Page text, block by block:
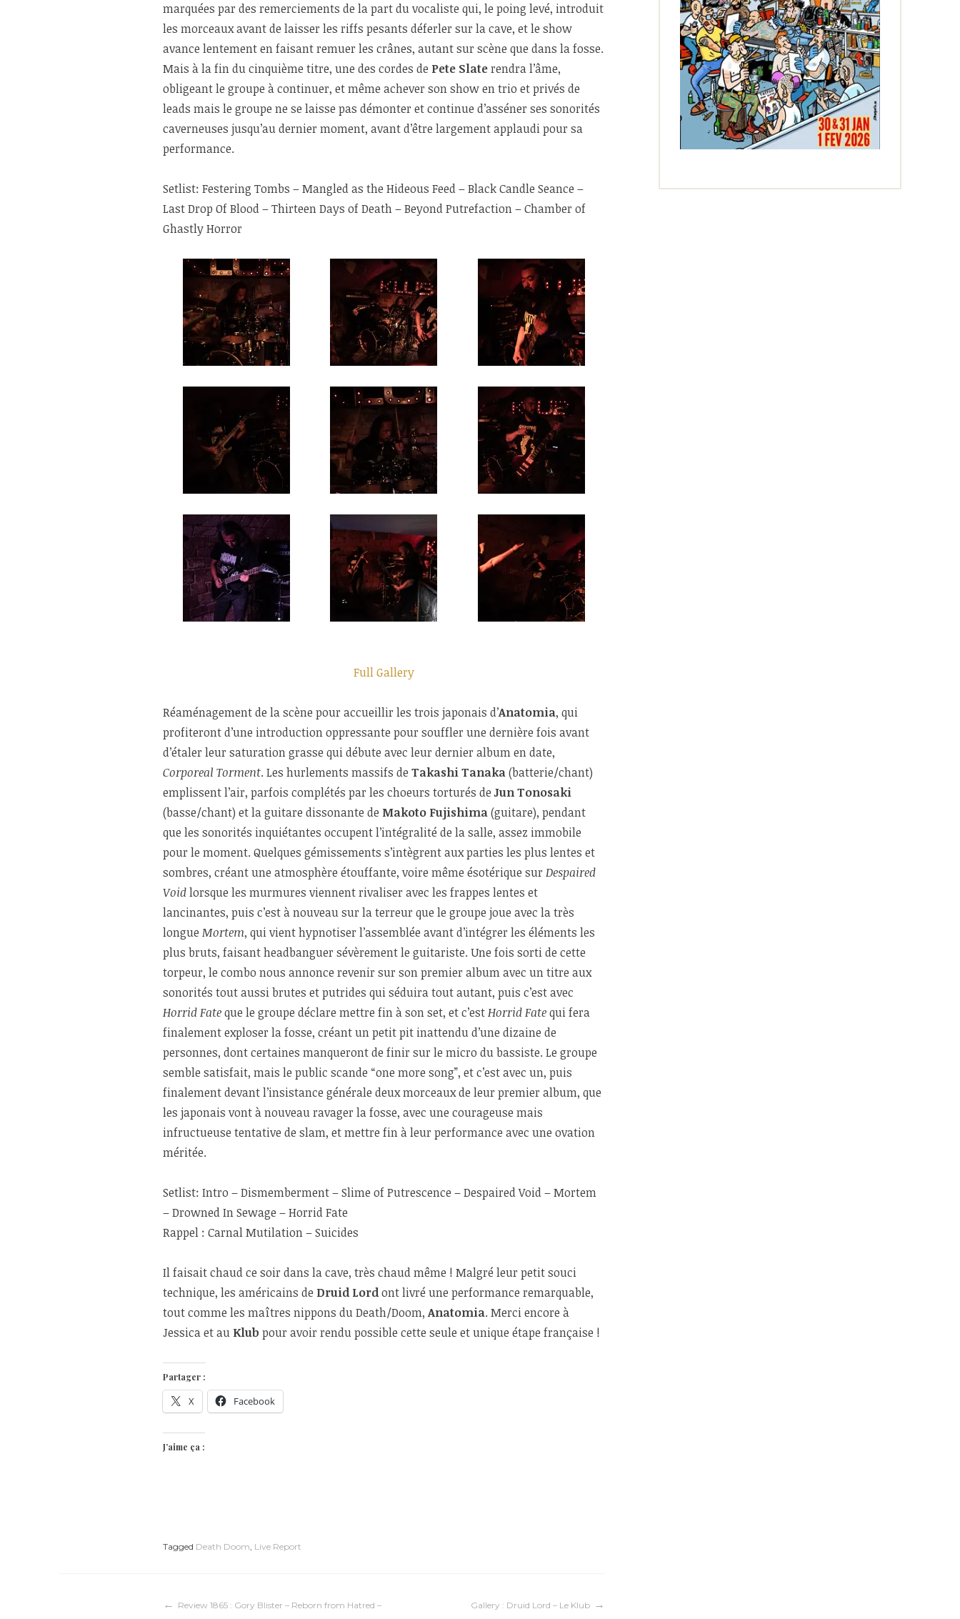
marquées par des remerciements de la part du vocaliste qui, le poing levé, introduit
les morceaux avant de laisser les riffs pesants déferler sur la cave, et le show
avance lentement en faisant remuer les crânes, autant sur scène que dans la fosse.
Mais à la fin du cinquième titre, une des cordes de Pete Slaterendra l’âme,
obligeant le groupe à continuer, et même achever son show en trio et privés de
leads mais le groupe ne se laisse pas démonter et continue d’asséner ses sonorités
caverneuses jusqu’au dernier moment, avant d’être largement applaudi pour sa
performance.
Setlist: Festering Tombs – Mangled as the Hideous Feed – Black Candle Seance –
Last Drop Of Blood – Thirteen Days of Death – Beyond Putrefaction – Chamber of
Ghastly Horror
Full Gallery
Réaménagement de la scène pour accueillir les trois japonais d’Anatomia, qui
profiteront d’une introduction oppressante pour souffler une dernière fois avant
d’étaler leur saturation grasse qui débute avec leur dernier album en date,
Corporeal Torment. Les hurlements massifs de Takashi Tanaka(batterie/chant)
emplissent l’air, parfois complétés par les choeurs torturés deJun Tonosaki
(basse/chant) et la guitare dissonante de Makoto Fujishima(guitare), pendant
que les sonorités inquiétantes occupent l’intégralité de la salle, assez immobile
pour le moment. Quelques gémissements s’intègrent aux parties les plus lentes et
sombres, créant une atmosphère étouffante, voire même ésotérique sur Despaired
Voidlorsque les murmures viennent rivaliser avec les frappes lentes et
lancinantes, puis c’est à nouveau sur la terreur que le groupe joue avec la très
longue Mortem, qui vient hypnotiser l’assemblée avant d’intégrer les éléments les
plus bruts, faisant headbanguer sévèrement le guitariste. Une fois sorti de cette
torpeur, le combo nous annonce revenir sur son premier album avec un titre aux
sonorités tout aussi brutes et putrides qui séduira tout autant, puis c’est avec
Horrid Fateque le groupe déclare mettre fin à son set, et c’estHorrid Fatequi fera
finalement exploser la fosse, créant un petit pit inattendu d’une dizaine de
personnes, dont certaines manqueront de finir sur le micro du bassiste. Le groupe
semble satisfait, mais le public scande “one more song”, et c’est avec un, puis
finalement devant l’insistance générale deux morceaux de leur premier album, que
les japonais vont à nouveau ravager la fosse, avec une courageuse mais
infructueuse tentative de slam, et mettre fin à leur performance avec une ovation
méritée.
Setlist: Intro – Dismemberment – Slime of Putrescence – Despaired Void – Mortem
– Drowned In Sewage – Horrid Fate
Rappel : Carnal Mutilation – Suicides
Il faisait chaud ce soir dans la cave, très chaud même ! Malgré leur petit souci
technique, les américains de Druid Lordont livré une performance remarquable,
tout comme les maîtres nippons du Death/Doom,Anatomia. Merci encore à
Jessica et au Klub pour avoir rendu possible cette seule et unique étape française !
Partager :
X Facebook
J’aime ça :
Tagged Death Doom Live Report
Navigation
Review 1865 : Gory Blister – Reborn from Hatred – Gallery : Druid Lord – Le Klub